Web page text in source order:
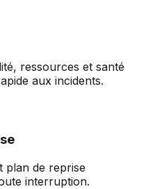
ressources et santé
aux incidents.
plan de reprise
interruption.